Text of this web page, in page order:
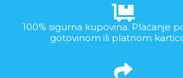
100% sigurna kupovina. Plaćanje
gotovinom ili platnom